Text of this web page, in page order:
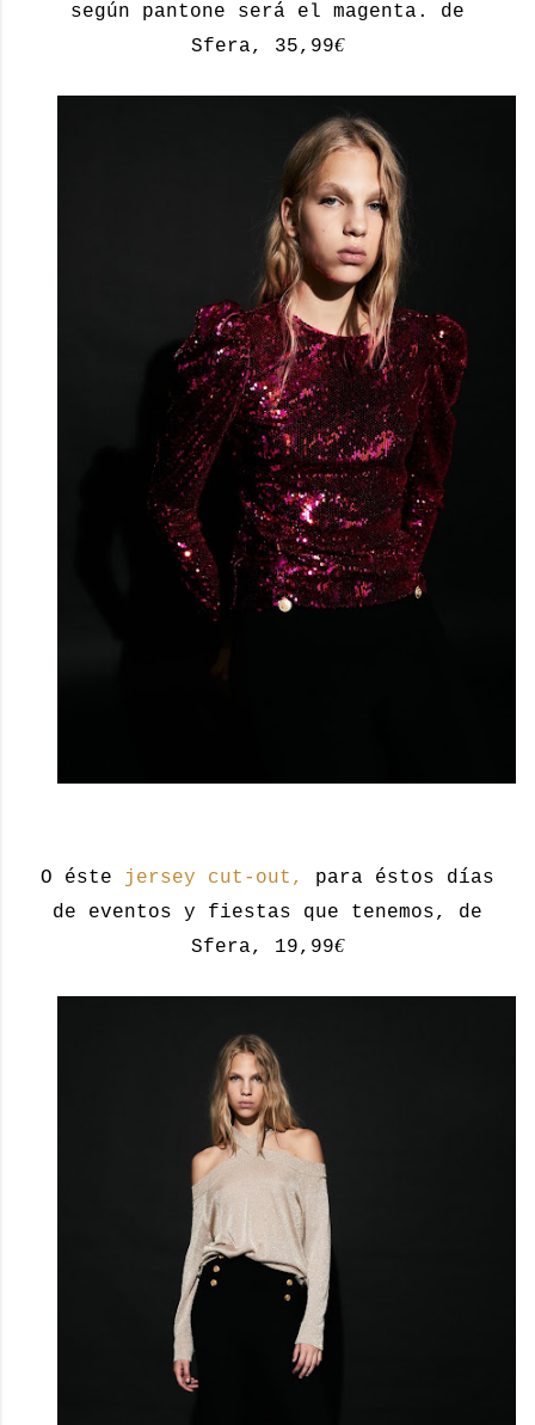
según pantone será el magenta. de
Sfera, 35,99€
O éste jersey cut-out,
para éstos días
de eventos y fiestas que tenemos, de
Sfera, 19,99€